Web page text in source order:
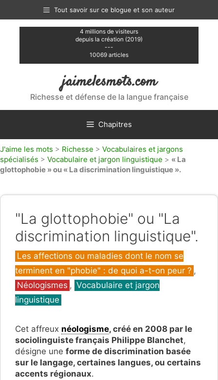
contenu
Tout savoir sur ce blogue et son auteur
4 millions de visiteurs
depuis la création (2019)
---
10069 articles
jaimelesmots.com
Richesse et défense de la langue française
Chapitres
J'aime les mots > Richesse > Vocabulaires et jargons
spécialisés > Vocabulaire et jargon linguistique > « La
glottophobie » ou « La discrimination linguistique ».
"La glottophobie" ou "La
discrimination linguistique".
Catégories
Les affections ou maladies dont le nom se
terminent en "phobie" : de quoi a-t-on peur ? ,
Néologismes , Vocabulaire et jargon
linguistique
Cet affreux néologisme, créé en 2008 par le
sociolinguiste français Philippe Blanchet,
désigne une forme de discrimination basée
sur le langage, certaines langues, ou certains
accents régionaux.